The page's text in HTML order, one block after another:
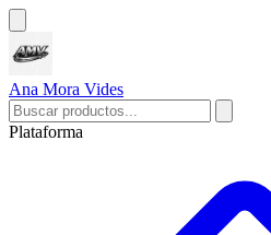
Ana Mora Vides
Plataforma